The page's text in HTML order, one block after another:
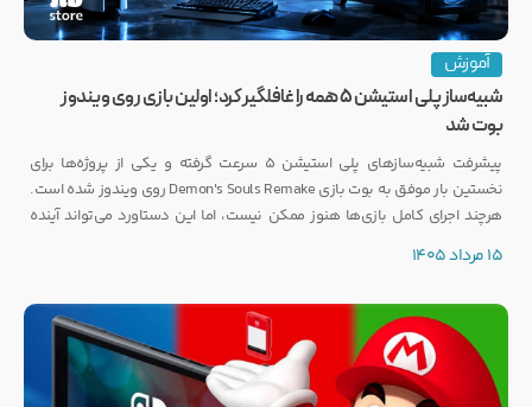
آموزش
شبیه‌ساز پلی استیشن ۵ همه را غافلگیر کرد؛ اولین بازی روی ویندوز
بوت شد
پیشرفت شبیه‌سازهای پلی استیشن ۵ سرعت گرفته و یکی از پروژه‌ها برای
نخستین بار موفق به بوت بازی Demon's Souls Remake روی ویندوز شده است.
هرچند اجرای کامل بازی‌ها هنوز ممکن نیست، اما این دستاورد می‌تواند آینده
15 مرداد 1405